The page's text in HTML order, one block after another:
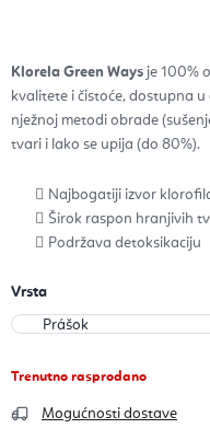
Klorela Green Ways je 100%
kvalitete i čistoće, dostupna u
nježnoj metodi obrade
tvari i lako se upija (do 80%).
Najbogatiji izvor
Širok raspon hranjivih
Podržava detoksikaciju
Vrsta
Trenutno rasprodano
Mogućnosti dostave